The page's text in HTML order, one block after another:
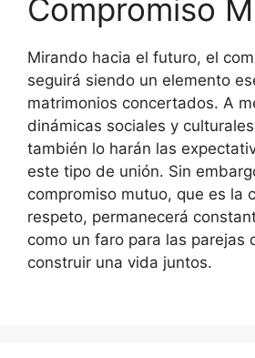
Compromiso
Mirando hacia el futuro, el
seguirá siendo un elemento
matrimonios concertados. A
dinámicas sociales y
también lo harán las
este tipo de unión. Sin
compromiso mutuo, que es la
respeto, permanecerá
como un faro para las parejas
construir una vida juntos.